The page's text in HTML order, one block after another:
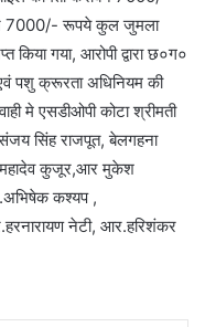
7000/- रूपये कुल जुमला
गया, आरोपी द्वारा छ०ग०
पशु क्रूरता अधिनियम की
मे एसडीओपी कोटा श्रीमती
सिंह राजपूत, बेलगहना
कुजूर,आर मुकेश
कश्यप ,
नेटी, आर.हरिशंकर